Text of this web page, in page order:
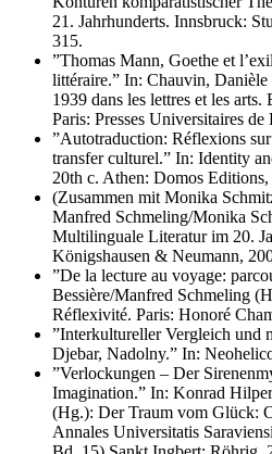
21. Jahrhunderts. Innsbruck:
315.
”Thomas Mann, Goethe et
littéraire.” In: Chauvin,
1939 dans les lettres et les
Paris: Presses Universitaires
”Autotraduction: Réflexions
transfer culturel.” In: Identity
20th c. Athen: Domos
(Zusammen mit Monika
Manfred Schmeling/Monika
Multilinguale Literatur im 20.
Königshausen & Neumann,
”De la lecture au voyage:
Bessière/Manfred Schmeling
Réflexivité. Paris: Honoré
”Interkultureller Vergleich und
Djebar, Nadolny.” In:
”Verlockungen – Der
Imagination.” In: Konrad
(Hg.): Der Traum vom Glück:
Annales Universitatis